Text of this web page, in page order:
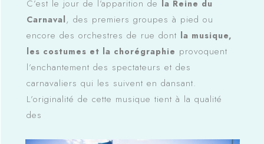
C’est le jour de l’apparition de la Reine du
Carnaval, des premiers groupes à pied ou
encore des orchestres de rue dont la musique,
les costumes et la chorégraphie provoquent
l’enchantement des spectateurs et des
carnavaliers qui les suivent en dansant.
L’originalité de cette musique tient à la qualité
des